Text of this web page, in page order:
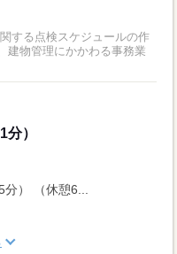
する点検スケジュールの作
建物管理にかかわる事務業
）
） （休憩6...